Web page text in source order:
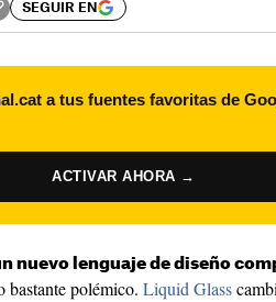
SEGUIR EN
a tus fuentes favoritas de
ACTIVAR AHORA →
nuevo lenguaje de diseño
bastante polémico. Liquid Glass